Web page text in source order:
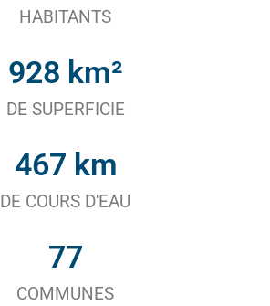
HABITANTS
DE SUPERFICIE
928 km²
DE COURS D'EAU
467 km
COMMUNES
77